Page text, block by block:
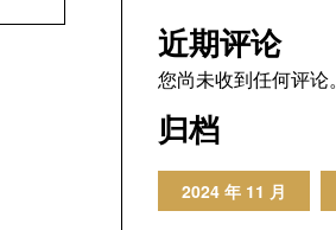
近期评论
您尚未收到任何评论。
归档
2024 年 11 月